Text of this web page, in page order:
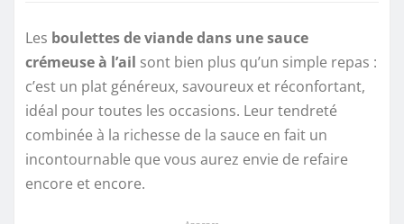
Les boulettes de viande dans une sauce
crémeuse à l’ail sont bien plus qu’un simple repas :
c’est un plat généreux, savoureux et réconfortant,
idéal pour toutes les occasions. Leur tendreté
combinée à la richesse de la sauce en fait un
incontournable que vous aurez envie de refaire
encore et encore.